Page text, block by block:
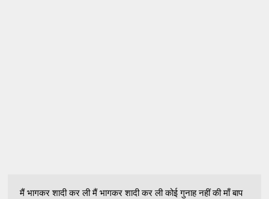
मैं भागकर शादी कर ली मैं भागकर शादी कर ली कोई गुनाह नहीं की माँ बाप